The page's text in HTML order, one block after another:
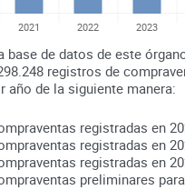
2021 2022 2023
base de datos de este
registros de
año de la siguiente manera:
registradas en
registradas en
registradas en
preliminares para